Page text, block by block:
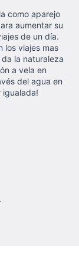
como aparejo
aumentar su
de un día.
los viajes mas
la naturaleza
a vela en
del agua en
igualada!